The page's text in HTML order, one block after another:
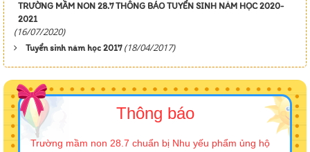
TRƯỜNG MẦM NON 28.7 THÔNG BÁO TUYỂN SINH NĂM HỌC 2020-
2021
(16/07/2020)
Tuyển sinh năm học 2017 (18/04/2017)
Thông báo
Trường mầm non 28.7 chuẩn bị Nhu yếu phẩm ủng hộ